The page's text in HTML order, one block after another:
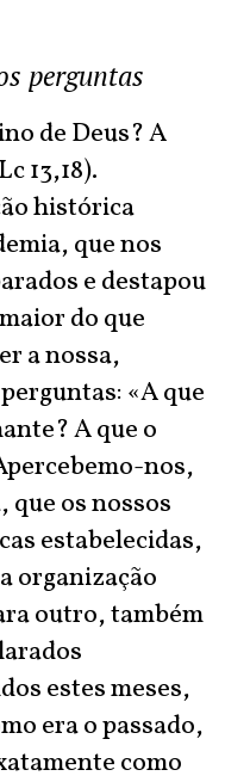
perguntas
de Deus? A
13,18).
histórica
que nos
e destapou
do que
a nossa,
«A que
A que o
nos,
que os nossos
estabelecidas,
organização
outro, também
estes meses,
era o passado,
como